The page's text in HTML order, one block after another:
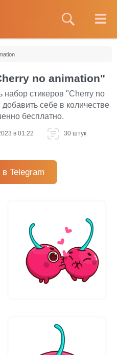
no animation"
стикеров "Cherry no
себе в количестве
бесплатно.
в 01:22 30 штук
Telegram